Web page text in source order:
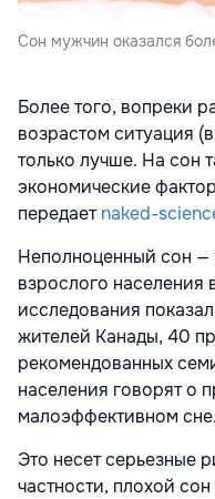
Сон мужчин оказался
Более того, вопреки
возрастом ситуация
только лучше. На сон
экономические
передаетnaked-
Неполноценный сон —
взрослого населения
исследования
жителей Канады, 40
рекомендованных
населения говорят о
малоэффективном сне.
Это несет серьезные
частности, плохой